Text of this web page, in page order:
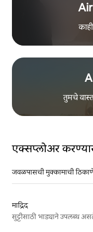
तुमचे
एक्सप्लोअर
जवळपासची मुक्कामाची
माद्रिद